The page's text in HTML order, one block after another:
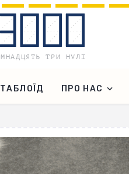
ТАБЛОЇД ПРО НАС